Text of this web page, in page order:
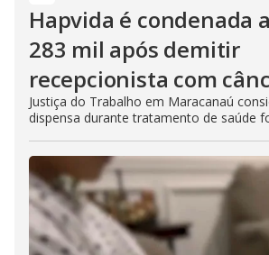
Hapvida é condenada
283 mil após demitir
recepcionista com
Justiça do Trabalho em Maracanaú
dispensa durante tratamento de saúde